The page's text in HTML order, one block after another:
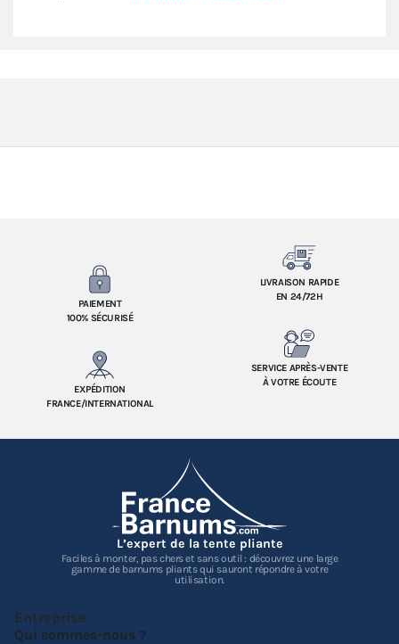
PAIEMENT
100% SÉCURISÉ
LIVRAISON RAPIDE
EN 24/72H
EXPÉDITION
FRANCE/INTERNATIONAL
SERVICE APRÈS-VENTE
À VOTRE ÉCOUTE
L’expert de la tente pliante
Faciles à monter, pas chers et sans outil : découvrez une large
gamme de barnums pliants qui sauront répondre à votre
utilisation.
Entreprise
Qui sommes-nous ?